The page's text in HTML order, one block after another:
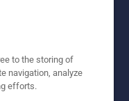
to the storing of
navigation, analyze
efforts.